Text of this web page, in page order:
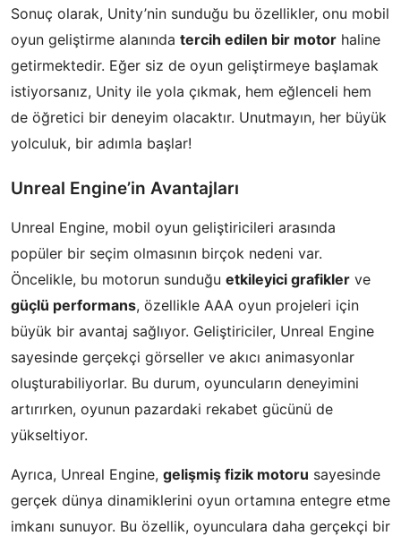
Sonuç olarak, Unity’nin sunduğu bu özellikler, onu mobil
oyun geliştirme alanında tercih edilen bir motor haline
getirmektedir. Eğer siz de oyun geliştirmeye başlamak
istiyorsanız, Unity ile yola çıkmak, hem eğlenceli hem
de öğretici bir deneyim olacaktır. Unutmayın, her büyük
yolculuk, bir adımla başlar!
Unreal Engine’in Avantajları
Unreal Engine, mobil oyun geliştiricileri arasında
popüler bir seçim olmasının birçok nedeni var.
Öncelikle, bu motorun sunduğu etkileyici grafikler ve
güçlü performans, özellikle AAA oyun projeleri için
büyük bir avantaj sağlıyor. Geliştiriciler, Unreal Engine
sayesinde gerçekçi görseller ve akıcı animasyonlar
oluşturabiliyorlar. Bu durum, oyuncuların deneyimini
artırırken, oyunun pazardaki rekabet gücünü de
yükseltiyor.
Ayrıca, Unreal Engine, gelişmiş fizik motoru sayesinde
gerçek dünya dinamiklerini oyun ortamına entegre etme
imkanı sunuyor. Bu özellik, oyunculara daha gerçekçi bir